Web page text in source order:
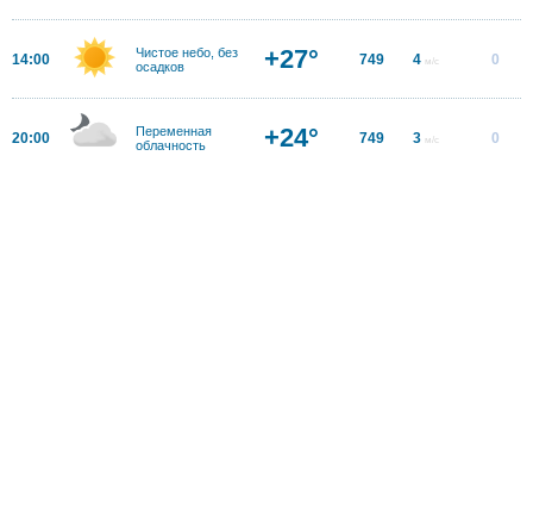
14:00
Чистое небо, без
осадков
+27° 749 4 м/с 0
20:00
Переменная
облачность
+24° 749 3 м/с 0